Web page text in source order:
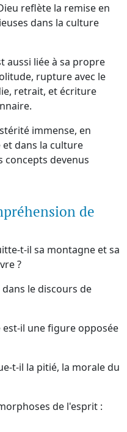
reflète la remise en
dans la culture
aussi liée à sa propre
rupture avec le
retrait, et écriture
immense, en
dans la culture
concepts devenus
de
t-il sa montagne et sa
?
le discours de
il une figure opposée
t-il la pitié, la morale du
de l'esprit :